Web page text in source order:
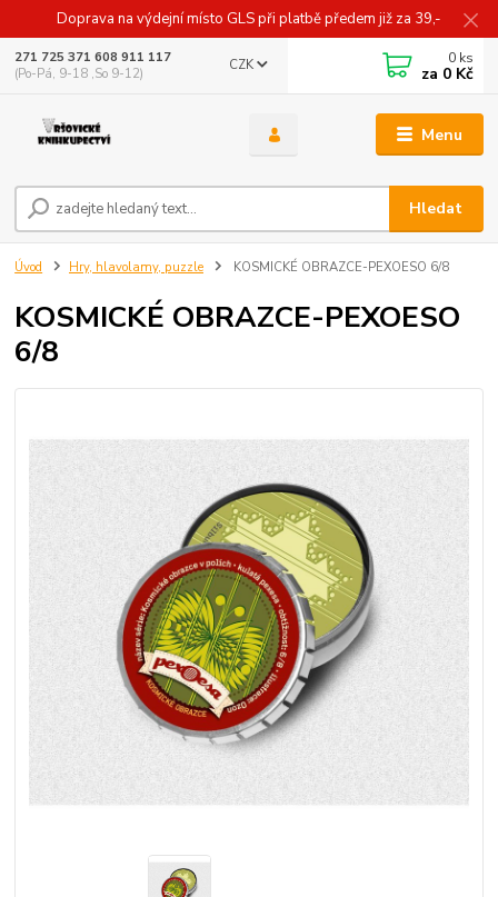
Doprava na výdejní místo GLS při platbě předem již za 39,-
Menu
CZK
Hledat
271 725 371 608 911 117
(Po-Pá, 9-18 ,So 9-12)
0 ks
za 0 Kč
Úvod Hry, hlavolamy, puzzle KOSMICKÉ OBRAZCE-PEXOESO 6/8
KOSMICKÉ OBRAZCE-PEXOESO
6/8